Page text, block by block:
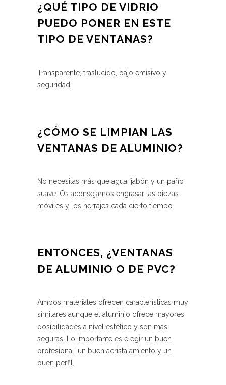
¿QUÉ TIPO DE VIDRIO
PUEDO PONER EN ESTE
TIPO DE VENTANAS?
Transparente, traslúcido, bajo emisivo y
seguridad.
¿CÓMO SE LIMPIAN LAS
VENTANAS DE ALUMINIO?
No necesitas más que agua, jabón y un paño
suave. Os aconsejamos engrasar las piezas
móviles y los herrajes cada cierto tiempo.
ENTONCES, ¿VENTANAS
DE ALUMINIO O DE PVC?
Ambos materiales ofrecen características muy
similares aunque el aluminio ofrece mayores
posibilidades a nivel estético y son más
seguras. Lo importante es elegir un buen
profesional, un buen acristalamiento y un
buen perfil.